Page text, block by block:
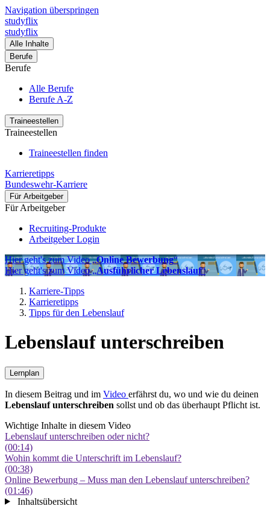
Navigation überspringen
studyflix
studyflix
Alle Inhalte
Berufe
Berufe
Alle Berufe
Berufe A-Z
Traineestellen
Traineestellen
Traineestellen finden
Karrieretipps
Bundeswehr-Karriere
Für Arbeitgeber
Für Arbeitgeber
Recruiting-Produkte
Arbeitgeber Login
Hier geht's zum Video „Online Bewerbung“
Hier geht's zum Video „Ausführlicher Lebenslauf“
Karriere-Tipps
Karrieretipps
Tipps für den Lebenslauf
Lebenslauf unterschreiben
Lernplan
In diesem Beitrag und im Video erfährst du, wo und wie du deinen
Lebenslauf unterschreiben sollst und ob das überhaupt Pflicht ist.
Wichtige Inhalte in diesem Video
Lebenslauf unterschreiben oder nicht?
(00:14)
Wohin kommt die Unterschrift im Lebenslauf?
(00:38)
Online Bewerbung – Muss man den Lebenslauf unterschreiben?
(01:46)
Inhaltsübersicht